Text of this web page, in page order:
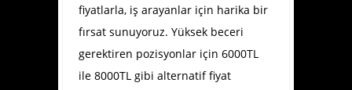
fiyatlarla, iş arayanlar için harika bir
fırsat sunuyoruz. Yüksek beceri
gerektiren pozisyonlar için 6000TL
ile 8000TL gibi alternatif fiyat